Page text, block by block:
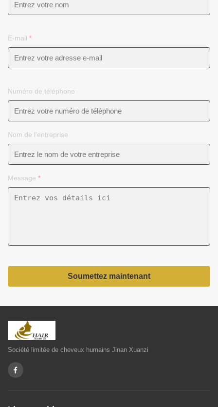
E-mail *
Numéro de téléphone
Nom de l'entreprise
Message *
Soumettez maintenant
Société limitée de cheveux humains Jinan Xuanzi